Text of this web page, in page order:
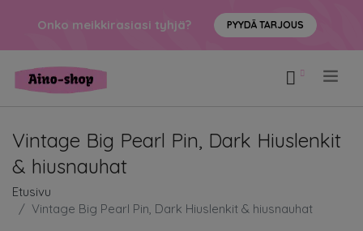
Onko meikkirasiasi tyhjä? PYYDÄ TARJOUS
Vintage Big Pearl Pin, Dark Hiuslenkit
& hiusnauhat
Etusivu
Vintage Big Pearl Pin, Dark Hiuslenkit & hiusnauhat